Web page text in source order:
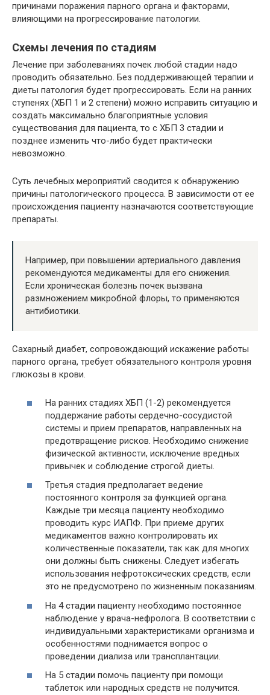
причинами поражения парного органа и факторами,
влияющими на прогрессирование патологии.
Схемы лечения по стадиям
Лечение при заболеваниях почек любой стадии надо
проводить обязательно. Без поддерживающей терапии и
диеты патология будет прогрессировать. Если на ранних
ступенях (ХБП 1 и 2 степени) можно исправить ситуацию и
создать максимально благоприятные условия
существования для пациента, то с ХБП 3 стадии и
позднее изменить что-либо будет практически
невозможно.
Суть лечебных мероприятий сводится к обнаружению
причины патологического процесса. В зависимости от ее
происхождения пациенту назначаются соответствующие
препараты.
Например, при повышении артериального давления
рекомендуются медикаменты для его снижения.
Если хроническая болезнь почек вызвана
размножением микробной флоры, то применяются
антибиотики.
Сахарный диабет, сопровождающий искажение работы
парного органа, требует обязательного контроля уровня
глюкозы в крови.
На ранних стадиях ХБП (1-2) рекомендуется
поддержание работы сердечно-сосудистой
системы и прием препаратов, направленных на
предотвращение рисков. Необходимо снижение
физической активности, исключение вредных
привычек и соблюдение строгой диеты.
Третья стадия предполагает ведение
постоянного контроля за функцией органа.
Каждые три месяца пациенту необходимо
проводить курс ИАПФ. При приеме других
медикаментов важно контролировать их
количественные показатели, так как для многих
они должны быть снижены. Следует избегать
использования нефротоксических средств, если
это не предусмотрено по жизненным показаниям.
На 4 стадии пациенту необходимо постоянное
наблюдение у врача-нефролога. В соответствии с
индивидуальными характеристиками организма и
особенностями поднимается вопрос о
проведении диализа или трансплантации.
На 5 стадии помочь пациенту при помощи
таблеток или народных средств не получится.